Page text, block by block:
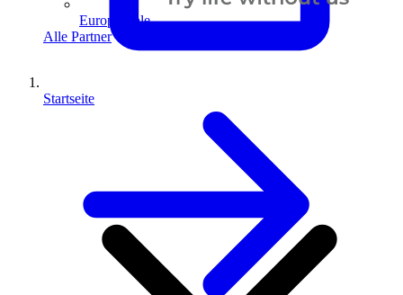
Europacable
Alle Partner
Startseite